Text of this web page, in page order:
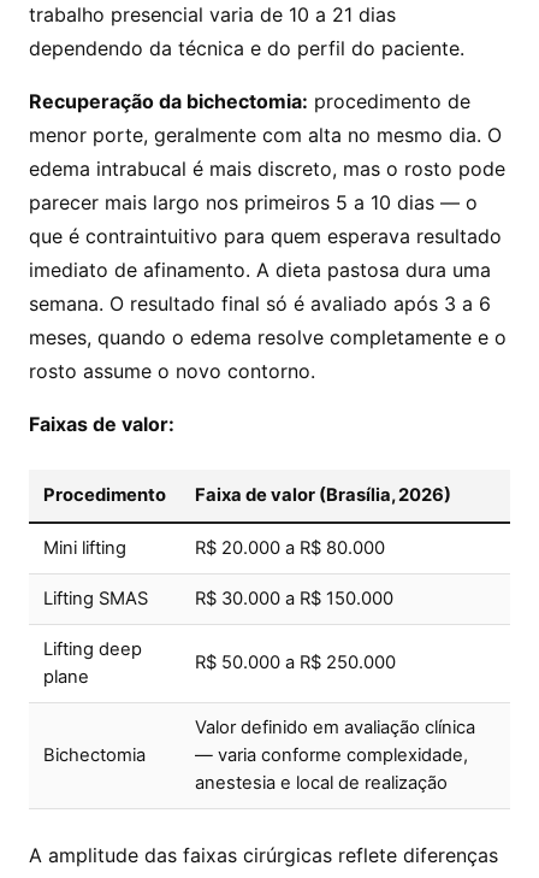
trabalho presencial varia de 10 a 21 dias
dependendo da técnica e do perfil do paciente.
Recuperação da bichectomia: procedimento de
menor porte, geralmente com alta no mesmo dia. O
edema intrabucal é mais discreto, mas o rosto pode
parecer mais largo nos primeiros 5 a 10 dias — o
que é contraintuitivo para quem esperava resultado
imediato de afinamento. A dieta pastosa dura uma
semana. O resultado final só é avaliado após 3 a 6
meses, quando o edema resolve completamente e o
rosto assume o novo contorno.
Faixas de valor:
Procedimento Faixa de valor (Brasília, 2026)
Mini lifting R$ 20.000 a R$ 80.000
Lifting SMAS R$ 30.000 a R$ 150.000
Lifting deep
plane
R$ 50.000 a R$ 250.000
Bichectomia
Valor definido em avaliação clínica
— varia conforme complexidade,
anestesia e local de realização
A amplitude das faixas cirúrgicas reflete diferenças